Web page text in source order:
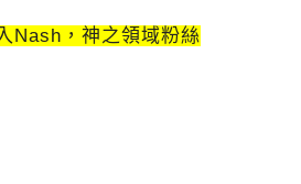
Nash，神之領域粉絲